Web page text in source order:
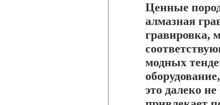
Ценные
алмазная
гравировка,
модных
это далеко